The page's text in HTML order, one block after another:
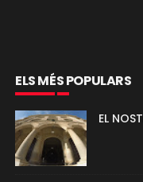
ELS MÉS POPULARS
EL